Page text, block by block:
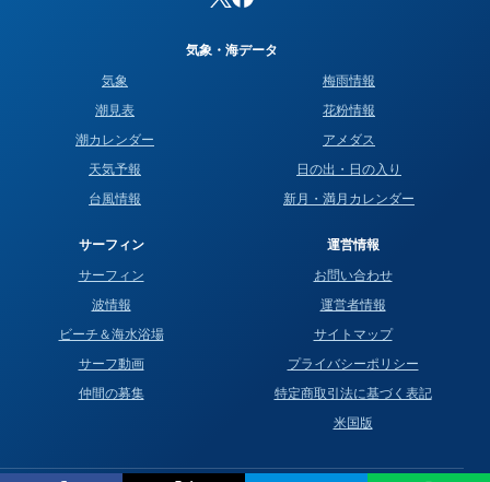
気象・海データ
気象
潮見表
潮カレンダー
天気予報
台風情報
梅雨情報
花粉情報
アメダス
日の出・日の入り
新月・満月カレンダー
サーフィン
サーフィン
波情報
ビーチ＆海水浴場
サーフ動画
仲間の募集
運営情報
お問い合わせ
運営者情報
サイトマップ
プライバシーポリシー
特定商取引法に基づく表記
米国版